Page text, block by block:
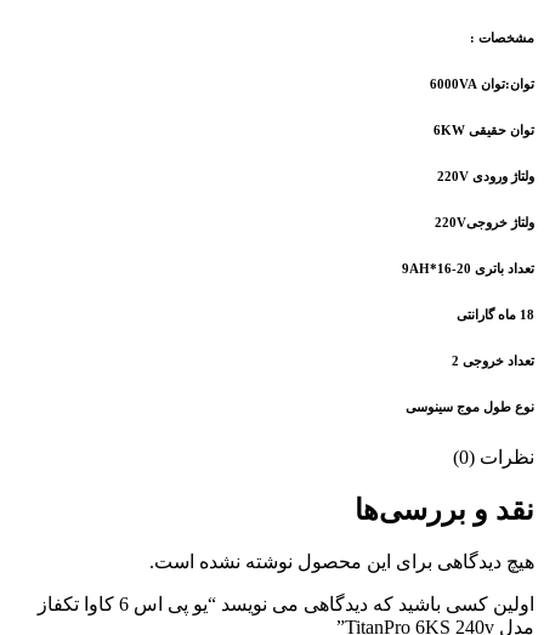
مشخصات :
توان:توان 6000VA
توان حقیقی 6KW
ولتاژ ورودی 220V
ولتاژ خروجی220V
تعداد باتری 9AH*16-20
18 ماه گارانتی
تعداد خروجی 2
نوع طول موج سینوسی
نظرات (0)
نقد و بررسی‌ها
هیچ دیدگاهی برای این محصول نوشته نشده است.
اولین کسی باشید که دیدگاهی می نویسد “یو پی اس 6 کاوا تکفاز
مدل TitanPro 6KS 240v”